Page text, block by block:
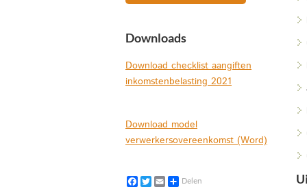
Downloads
Download checklist aangiften
inkomstenbelasting 2021
Download model
verwerkersovereenkomst (Word)
Facebook
TwitterEmailDelen